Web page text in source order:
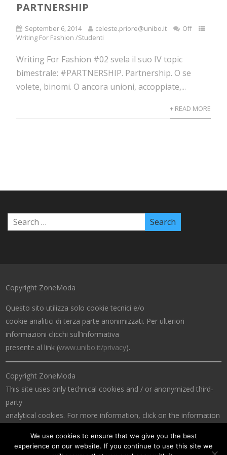
PARTNERSHIP
September 6, 2014 celeste.priore@unibo.it
Off
Writing For Fashion /Studenti
Writing For Fashion #02 svela il suo IV topic
bimestrale: #PARTNERSHIP. Partnership. O se
volete, binomi. O ancora unioni, accoppiate,...
+ READ MORE
Copyright ZoneModa
Questo sito utilizza solo cookie tecnici e/o
cookie analitici di terza parte anonimizzati. Per ulteriori
informazioni clicchi sull’informativa
presente al link (www.unibo.it/privacy).
Copyright ZoneModa
This site uses only technical cookies and / or anonymized third-
party
analytical cookies. For more information, click on the information
We use cookies to ensure that we give you the best
experience on our website. If you continue to use this site we